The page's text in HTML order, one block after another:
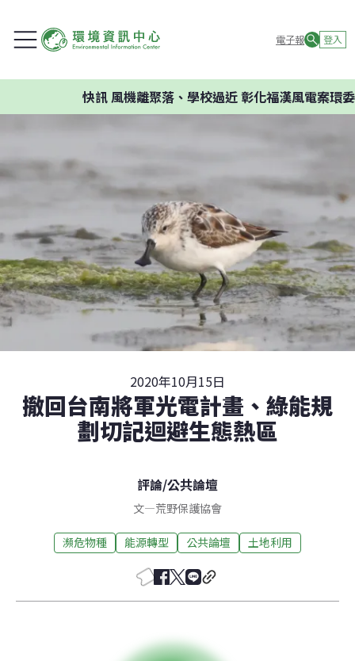
電子報 登入
風機離聚落、學校過近 彰化福漢風電案環委建議
2020年10月15日
撤回台南將軍光電計畫、綠能規
劃切記迴避生態熱區
評論/公共論壇
文—荒野保護協會
瀕危物種 能源轉型 公共論壇 土地利用